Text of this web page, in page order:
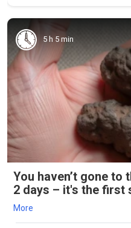
5 h 5 min
You haven’t gone
2 days – it's the first
More